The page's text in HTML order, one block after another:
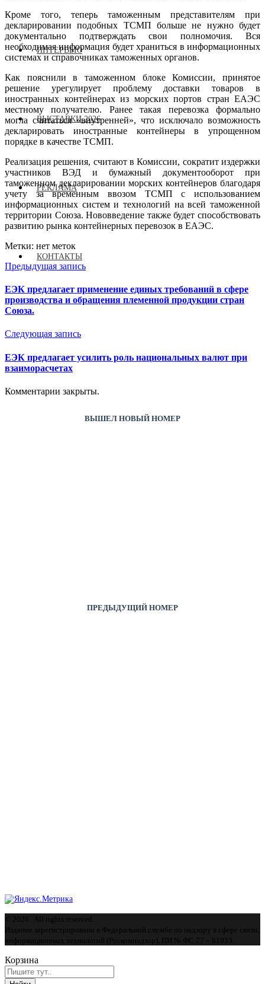
ИНТЕРВЬЮ
ВЫСТАВКИ 2026
РЕКЛАМА
КОНТАКТЫ
Кроме того, теперь таможенным представителям при
декларировании подобных ТСМП больше не нужно будет
документально подтверждать свои полномочия. Вся
необходимая информация будет храниться в информационных
системах и справочниках таможенных органов.
Как пояснили в таможенном блоке Комиссии, принятое
решение урегулирует проблему доставки товаров в
иностранных контейнерах из морских портов стран ЕАЭС
местному получателю. Ранее такая перевозка формально
могла считаться «внутренней», что исключало возможность
декларировать иностранные контейнеры в упрощенном
порядке в качестве ТСМП.
Реализация решения, считают в Комиссии, сократит издержки
участников ВЭД и бумажный документооборот при
таможенном декларировании морских контейнеров благодаря
учету за временным ввозом ТСМП с использованием
информационных систем и технологий на всей таможенной
территории Союза. Нововведение также будет способствовать
развитию рынка контейнерных перевозок в ЕАЭС.
Метки: нет меток
Предыдущая запись
ЕЭК предлагает применение единых требований в сфере
производства и обращения племенной продукции стран
Союза.
Следующая запись
ЕЭК предлагает усилить роль национальных валют при
взаиморасчетах
Комментарии закрыты.
ВЫШЕЛ НОВЫЙ НОМЕР
ПРЕДЫДУЩИЙ НОМЕР
© 2026 . All rights reserved.
Издание зарегистрировано в Федеральной службе по надзору в сфере связи,
информационных технологий (Роскомнадзор), ПИ № ФС 77 – 81933.
Корзина